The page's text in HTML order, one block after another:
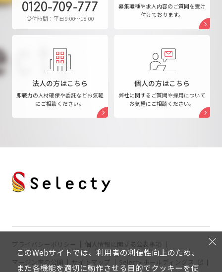
このWebサイトでは、利用者の利便性向上のため、
また各機能を適切に動作させる目的でクッキーを使
0120-709-777
受付時間：平日9:00～18:00
募集職種や求人内容のご質問を受け
付けております。
法人の方はこちら
即戦力の人材確保や委託などお気軽
にご相談ください。
個人の方はこちら
弊社に関するご質問や採用について
お気軽にご相談ください。
プライバシーポリシー
個人情報に関する公表事項
マージン率の公開
サイトマップ Selecty ホールディングス